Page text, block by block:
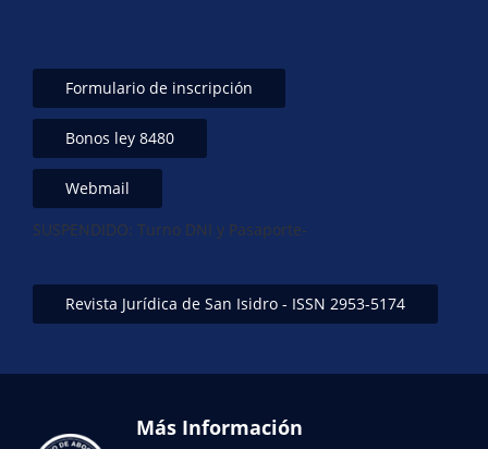
Formulario de inscripción
Bonos ley 8480
Webmail
SUSPENDIDO: Turno DNI y Pasaporte-
Revista Jurídica de San Isidro - ISSN 2953-5174
Más Información